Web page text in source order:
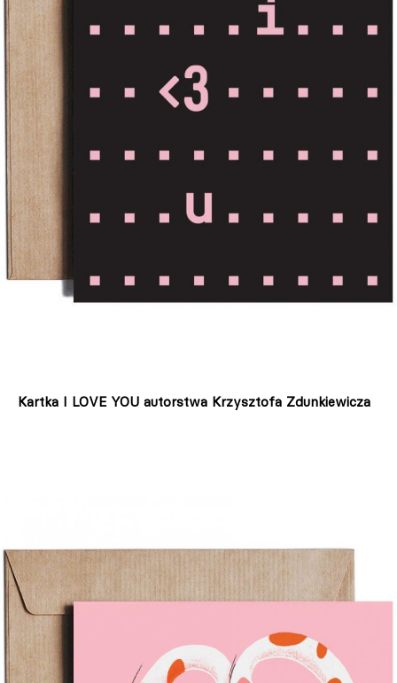
Kartka I LOVE YOU autorstwa Krzysztofa Zdunkiewicza